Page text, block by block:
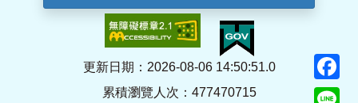
更新日期：2026-08-06 14:50:51.0
累積瀏覽人次：477470715